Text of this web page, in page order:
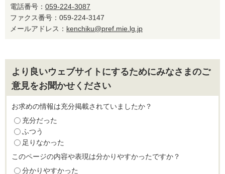
電話番号： 059-224-3087
ファクス番号：059-224-3147
メールアドレス： kenchiku@pref.mie.lg.jp
より良いウェブサイトにするためにみなさまのご
意見をお聞かせください
お求めの情報は充分掲載されていましたか？
充分だった
ふつう
足りなかった
このページの内容や表現は分かりやすかったですか？
分かりやすかった